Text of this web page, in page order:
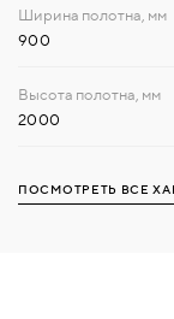
900
2000
ПОСМОТРЕТЬ ВСЕ